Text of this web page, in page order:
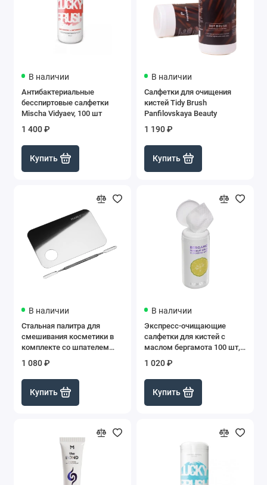
В наличии
Антибактериальные
бесспиртовые салфетки
Mischa Vidyaev, 100 шт
1 400 ₽
Купить
В наличии
Салфетки для очищения
кистей Tidy Brush
Panfilovskaya Beauty
1 190 ₽
Купить
В наличии
Стальная палитра для
смешивания косметики в
комплекте со шпателем
1 080 ₽
Купить
В наличии
Экспресс-очищающие
салфетки для кистей с
маслом бергамота 100 шт,
1 020 ₽
Купить